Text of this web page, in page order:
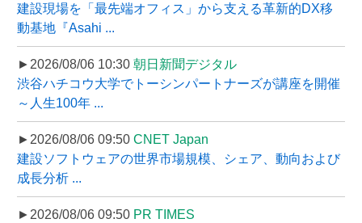
建設現場を「最先端オフィス」から支える革新的DX移
動基地『Asahi ...
►2026/08/06 10:30 朝日新聞デジタル
渋谷ハチコウ大学でトーシンパートナーズが講座を開催
～人生100年 ...
►2026/08/06 09:50 CNET Japan
建設ソフトウェアの世界市場規模、シェア、動向および
成長分析 ...
►2026/08/06 09:50 PR TIMES